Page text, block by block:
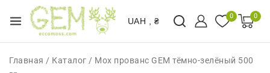
UAH , ₴
0 0
Главная / Каталог / Мох прованс GEM тёмно-зелёный 500